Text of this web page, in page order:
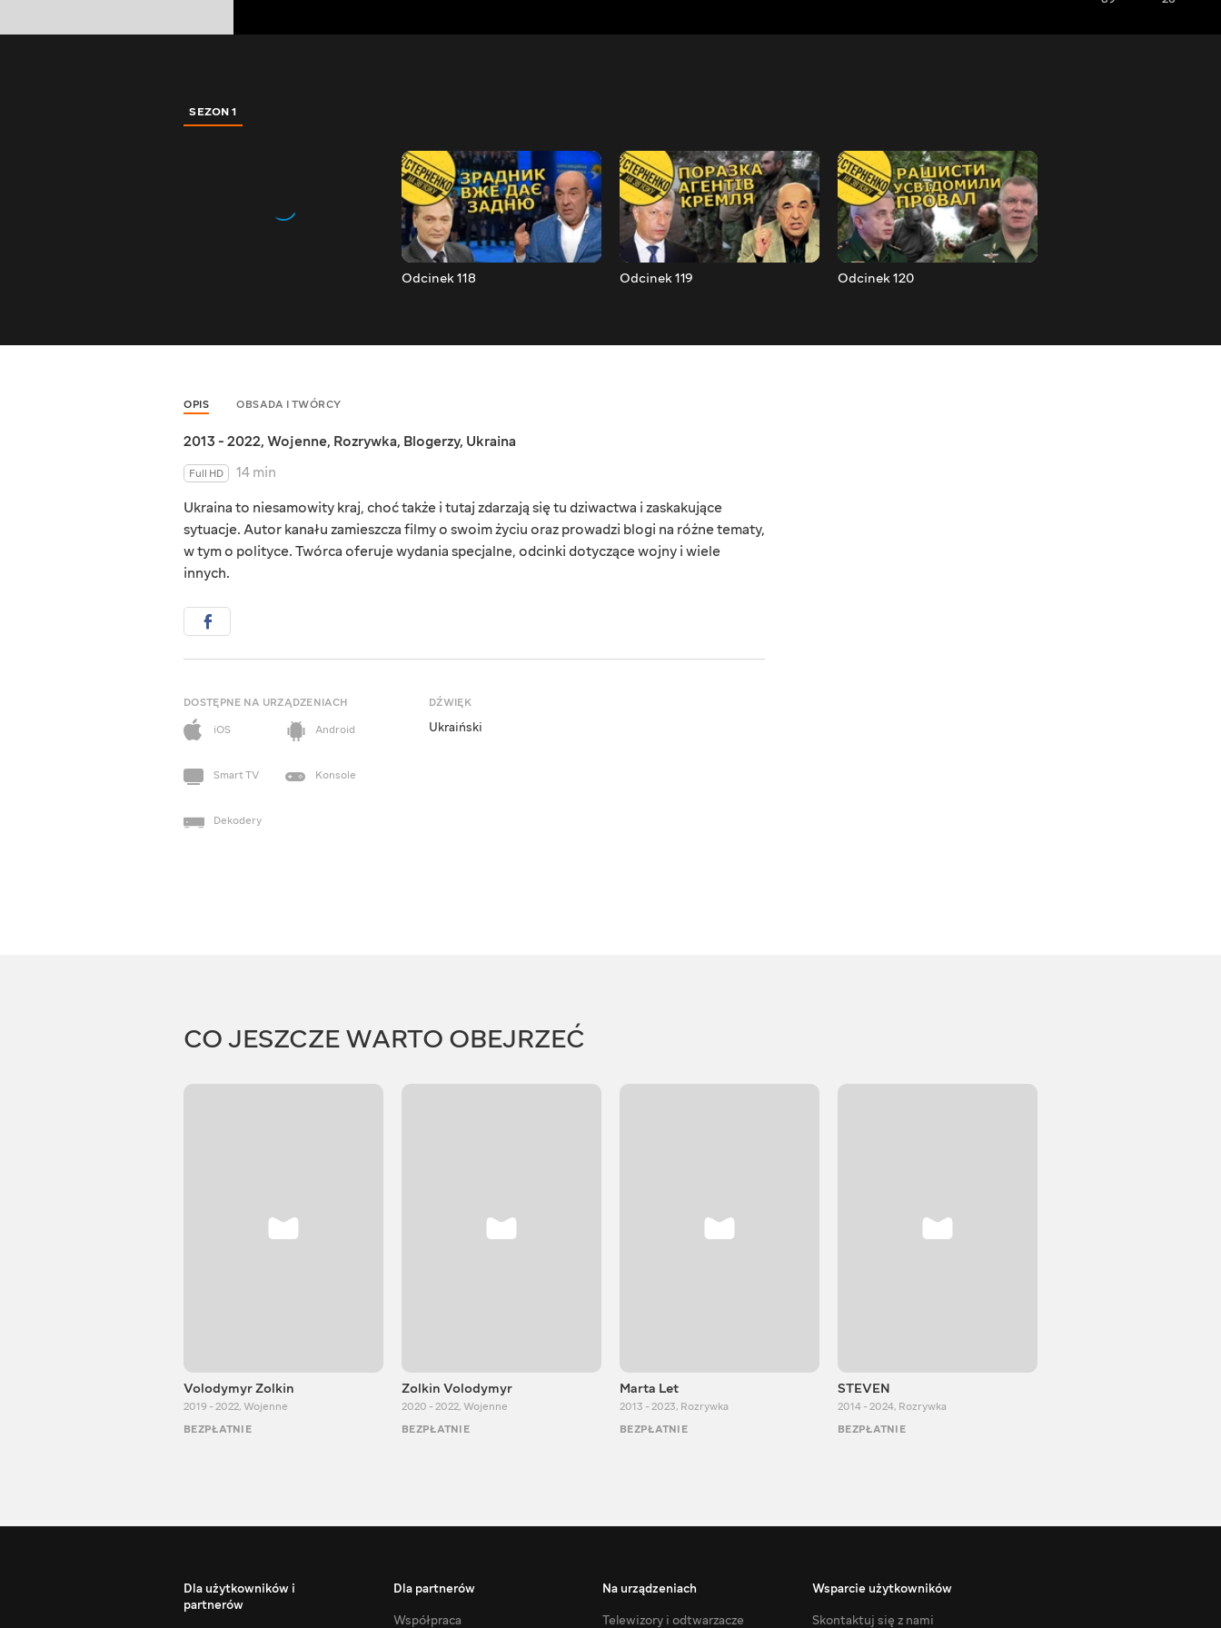
SEZON 1
Odcinek 118 Odcinek 119 Odcinek 120
OPIS OBSADA I TWÓRCY
2013 - 2022, Wojenne, Rozrywka, Blogerzy, Ukraina
Full HD
14 min
Ukraina to niesamowity kraj, choć także i tutaj zdarzają się tu dziwactwa i zaskakujące
sytuacje. Autor kanału zamieszcza filmy o swoim życiu oraz prowadzi blogi na różne tematy,
w tym o polityce. Twórca oferuje wydania specjalne, odcinki dotyczące wojny i wiele
innych.
DOSTĘPNE NA URZĄDZENIACH
iOS
Android
Smart TV Konsole
Dekodery
DŹWIĘK
Ukraiński
CO JESZCZE WARTO OBEJRZEĆ
Volodymyr Zolkin
2019 - 2022, Wojenne
BEZPŁATNIE
Zolkin Volodymyr
2020 - 2022, Wojenne
BEZPŁATNIE
Marta Let
2013 - 2023, Rozrywka
BEZPŁATNIE
STEVEN
2014 - 2024, Rozrywka
BEZPŁATNIE
Dla użytkowników i
partnerów
Dla partnerów
Współpraca
Na urządzeniach
Telewizory i odtwarzacze
Wsparcie użytkowników
Skontaktuj się z nami